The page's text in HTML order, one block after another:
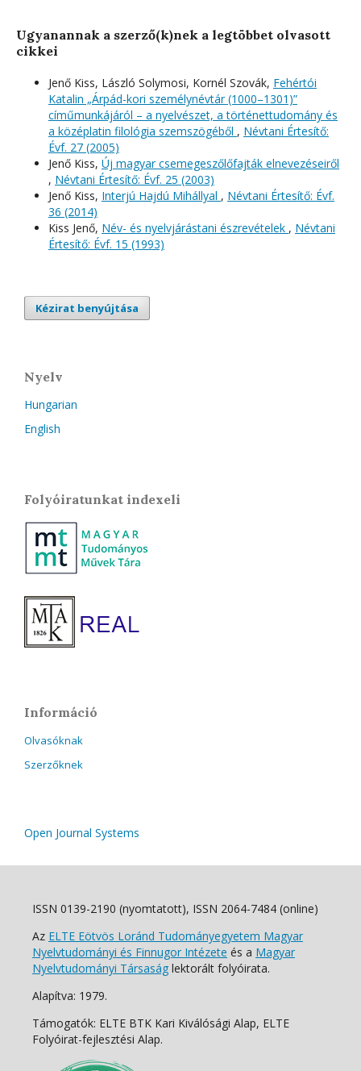
Ugyanannak a szerző(k)nek a legtöbbet olvasott
cikkei
Jenő Kiss, László Solymosi, Kornél Szovák, Fehértói
Katalin „Árpád-kori személynévtár (1000–1301)”
címűmunkájáról – a nyelvészet, a történettudomány és
a középlatin filológia szemszögéből , Névtani Értesítő:
Évf. 27 (2005)
Jenő Kiss, Új magyar csemegeszőlőfajták elnevezéseiről
, Névtani Értesítő: Évf. 25 (2003)
Jenő Kiss, Interjú Hajdú Mihállyal , Névtani Értesítő: Évf.
36 (2014)
Kiss Jenő, Név- és nyelvjárástani észrevételek , Névtani
Értesítő: Évf. 15 (1993)
Kézirat benyújtása
Nyelv
Hungarian
English
Folyóiratunkat indexeli
Információ
Olvasóknak
Szerzőknek
Open Journal Systems
ISSN 0139-2190 (nyomtatott), ISSN 2064-7484 (online)
Az ELTE Eötvös Loránd Tudományegyetem Magyar
Nyelvtudományi és Finnugor Intézete és a Magyar
Nyelvtudományi Társaság lektorált folyóirata.
Alapítva: 1979.
Támogatók: ELTE BTK Kari Kiválósági Alap, ELTE
Folyóirat-fejlesztési Alap.